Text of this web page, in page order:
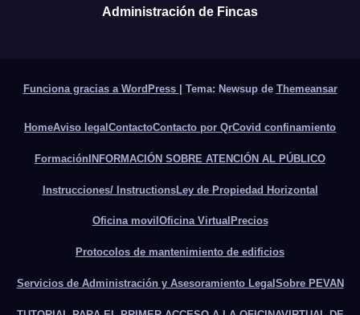
Administración de Fincas
Funciona gracias a WordPress Tema: Newsup de Themeansar
HomeAviso legal ContactoContacto por QrCovid confinamiento
Formación INFORMACIÓN SOBRE ATENCIÓN AL PÚBLICO
Instrucciones/ InstructionsLey de Propiedad Horizontal
Oficina movil Oficina Virtual Precios
Protocolos de mantenimiento de edificios
Servicios de Administración y Asesoramiento Legal Sobre PEVAN